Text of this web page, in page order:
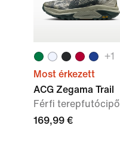
+1
Most érkezett
ACG Zegama Trail
Férfi terepfutócipő
169,99 €